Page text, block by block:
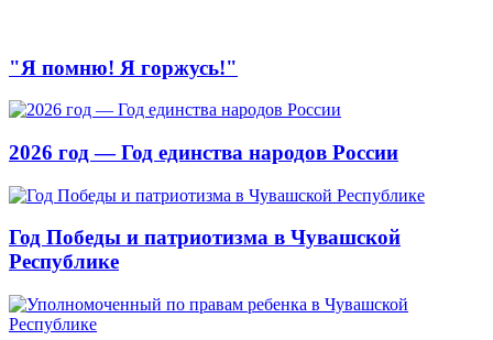
"Я помню! Я горжусь!"
2026 год — Год единства народов России
Год Победы и патриотизма в Чувашской
Республике